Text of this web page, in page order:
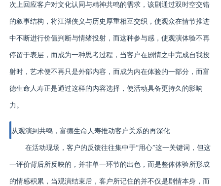
次上回应客户对文化认同与精神共鸣的需求，该剧通过双时空交错
的叙事结构，将江湖侠义与历史厚重相互交织，使观众在情节推进
中不断进行价值判断与情绪投射，而这种参与感，使观演体验不再
停留于表层，而成为一种思考过程，当客户在剧情之中完成自我投
射时，艺术便不再只是外部内容，而成为内在体验的一部分，而富
德生命人寿正是通过这样的内容选择，使活动具备更持久的影响
力。
从观演到共鸣，富德生命人寿推动客户关系的再深化
在活动现场，客户的反馈往往集中于“用心”这一关键词，但这
一评价背后所反映的，并非单一环节的出色，而是整体体验所形成
的情感积累，当观演结束后，客户所记住的并不仅是剧情本身，而